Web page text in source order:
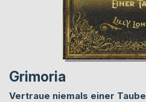
Grimoria
Vertraue niemals einer Taube